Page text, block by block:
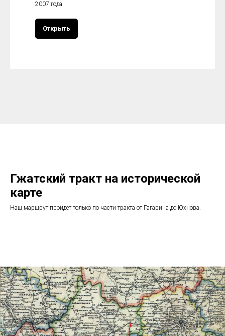
2007 года.
Открыть
Гжатский тракт на исторической
карте
Наш маршрут пройдет только по части тракта от Гагарина до Юхнова.